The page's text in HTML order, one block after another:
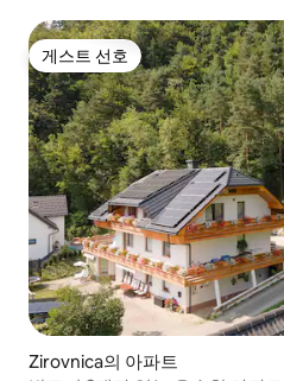
게스트 선호
게스트 선호
Zirovnica의 아파트